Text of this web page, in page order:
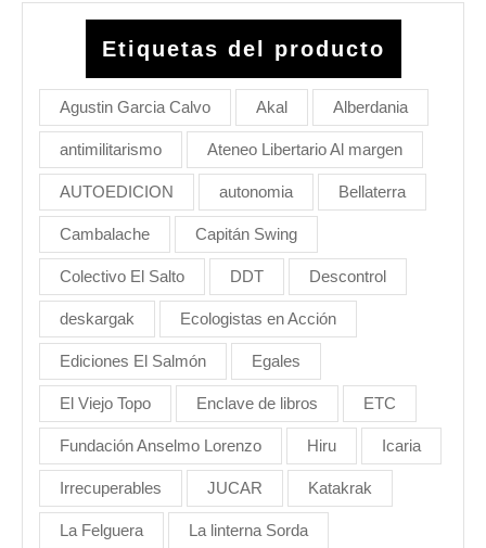
Etiquetas del producto
Agustin Garcia Calvo Akal Alberdania
antimilitarismo Ateneo Libertario Al margen
AUTOEDICION autonomia Bellaterra
Cambalache Capitán Swing
Colectivo El Salto DDT Descontrol
deskargak Ecologistas en Acción
Ediciones El Salmón Egales
El Viejo Topo Enclave de libros ETC
Fundación Anselmo Lorenzo Hiru Icaria
Irrecuperables JUCAR Katakrak
La Felguera La linterna Sorda